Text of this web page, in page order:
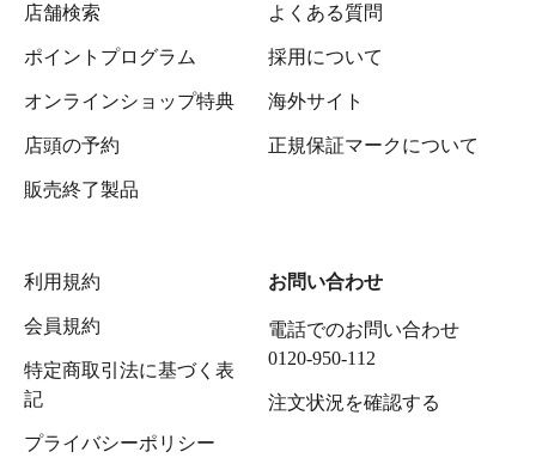
店舗検索
ポイントプログラム
オンラインショップ特典
店頭の予約
販売終了製品
よくある質問
採用について
海外サイト
正規保証マークについて
利用規約
会員規約
特定商取引法に基づく表
記
プライバシーポリシー
お問い合わせ
電話でのお問い合わせ
0120-950-112
注文状況を確認する